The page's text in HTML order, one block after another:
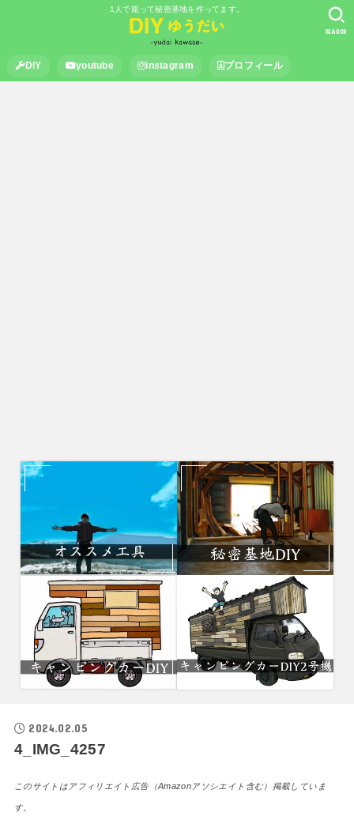
1人で籠って秘密基地を作ってます。
DIY youtube instagram プロフィール
SEARCH
2024.02.05
4_IMG_4257
このサイトはアフィリエイト広告（Amazonアソシエイト含む）掲載していま
す。